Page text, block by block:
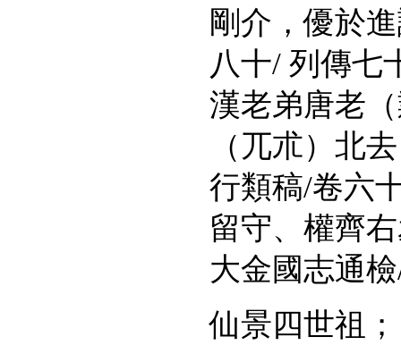
剛介，優於
八十/ 列傳七
漢老弟唐老
（兀朮）北
行類稿/卷六
留守、權齊
大金國志通檢
仙景四世祖；